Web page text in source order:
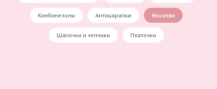
Комбинезоны Антицарапки Носочки
Шапочки и чепчики Платочки